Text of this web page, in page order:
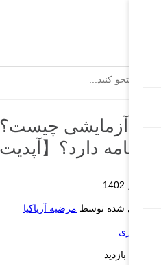
آزمایشی چیست؟
دارد؟【آپدیت 1404】
ارسال شده توسطمرضیه آریاکیا